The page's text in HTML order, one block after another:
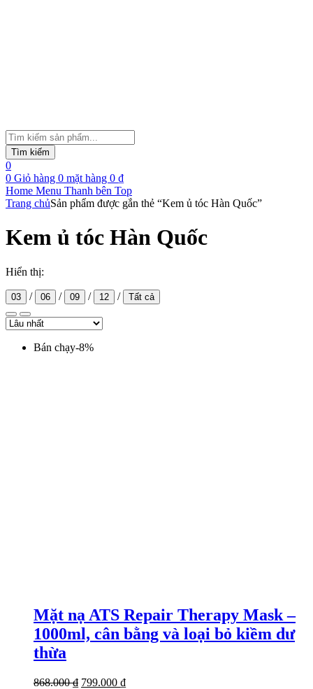
Tìm
kiếm
sản
phẩm
Tìm kiếm
0
0 Giỏ hàng 0 mặt hàng 0 ₫
Home Menu Thanh bên Top
Trang chủSản phẩm được gắn thẻ “Kem ủ tóc Hàn Quốc”
Kem ủ tóc Hàn Quốc
Hiển thị:
03 / 06 / 09 / 12 / Tất cả
Bán chạy-8%
Mặt nạ ATS Repair Therapy Mask –
1000ml, cân bằng và loại bỏ kiềm dư
thừa
868.000₫ Giá
799.000 ₫Giá